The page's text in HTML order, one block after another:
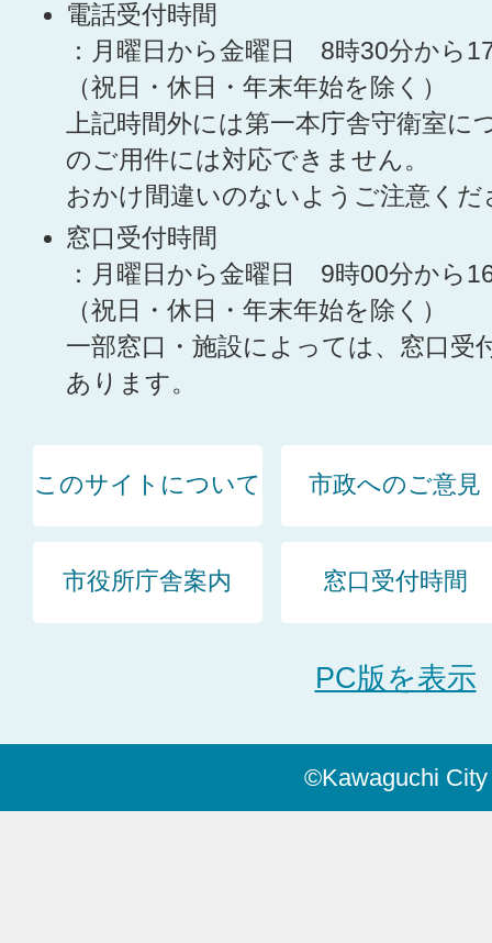
電話受付時間
：月曜日から金曜日 8時30分から
（祝日・休日・年末年始を除く）
上記時間外には第一本庁舎守衛室に
のご用件には対応できません。
おかけ間違いのないようご注意くだ
窓口受付時間
：月曜日から金曜日 9時00分から
（祝日・休日・年末年始を除く）
一部窓口・施設によっては、窓口受
あります。
このサイトについて 市政へのご意見
市役所庁舎案内 窓口受付時間
PC版を表示
©Kawaguchi City